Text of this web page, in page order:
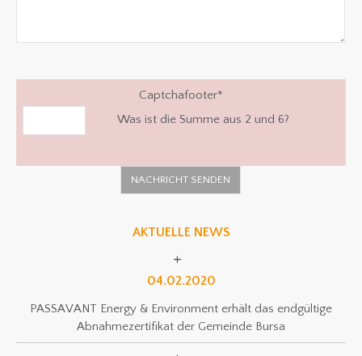
Captchafooter*
Was ist die Summe aus 2 und 6?
AKTUELLE NEWS
04.02.2020
PASSAVANT Energy & Environment erhält das endgültige
Abnahmezertifikat der Gemeinde Bursa